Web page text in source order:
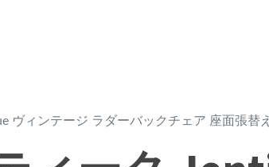
ヴィンテージ ラダーバックチェア 座面張替